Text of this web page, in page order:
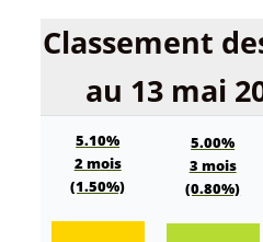
Classement
au 13 mai
5.10%
2 mois
(1.50%)
5.00%
3 mois
(0.80%)